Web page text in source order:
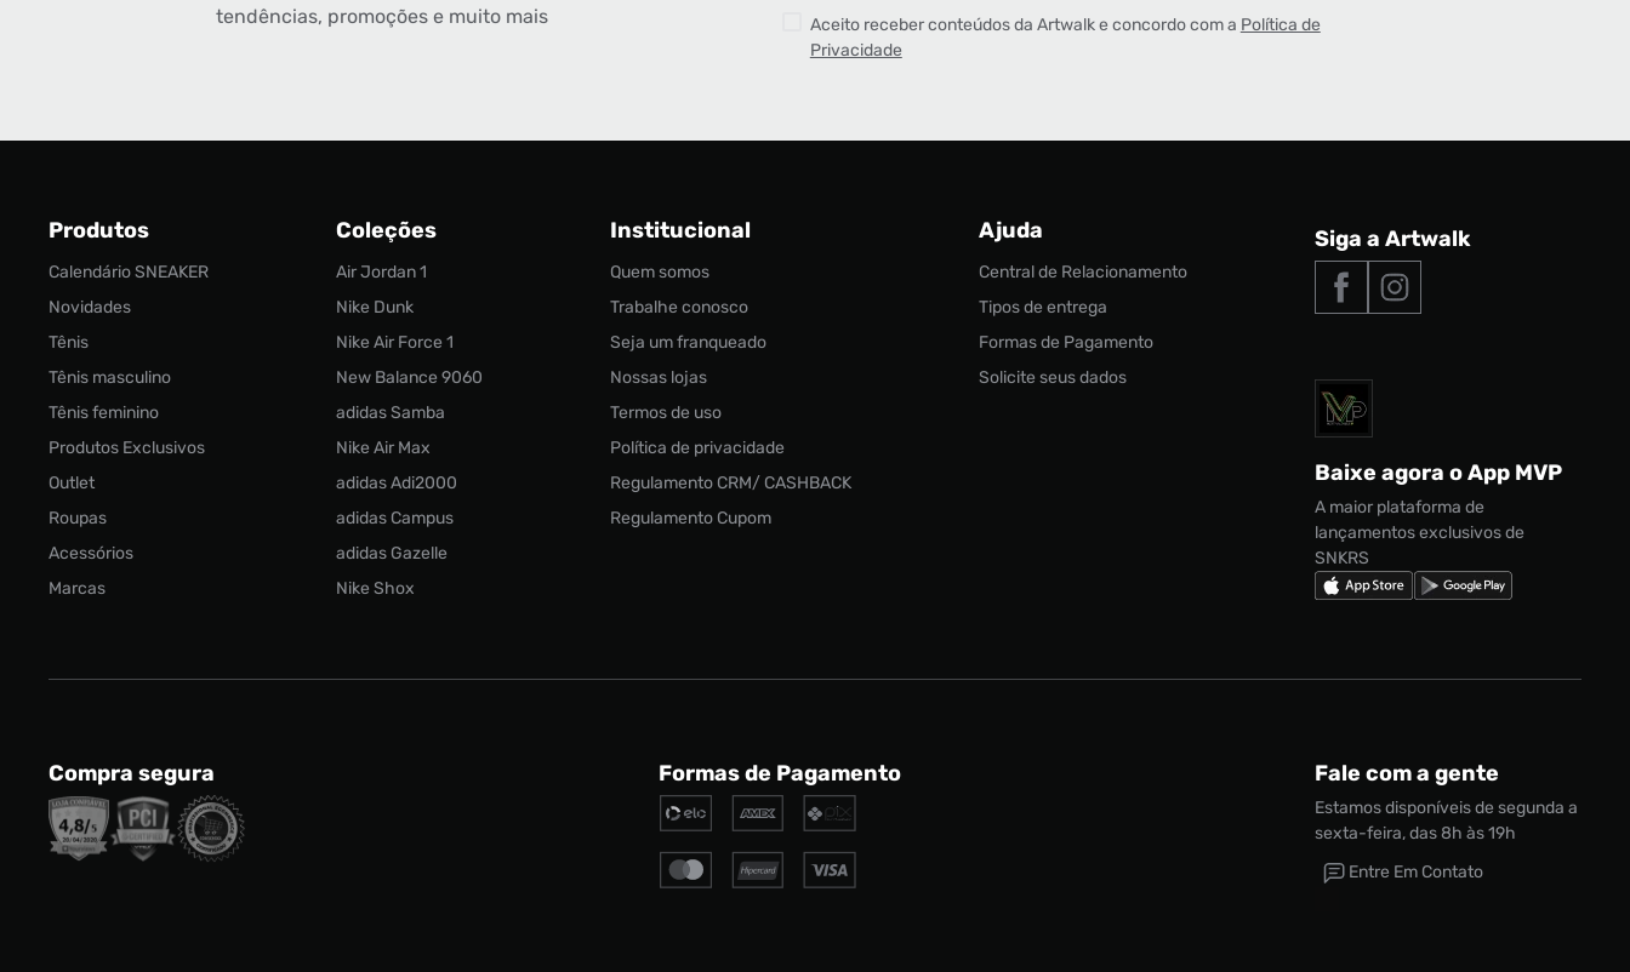
tendências, promoções e muito mais
Aceito receber conteúdos da Artwalk e concordo com a Política de
Privacidade
Produtos
Calendário SNEAKER
Novidades
Tênis
Tênis masculino
Tênis feminino
Produtos Exclusivos
Outlet
Roupas
Acessórios
Marcas
Coleções
Air Jordan 1
Nike Dunk
Nike Air Force 1
New Balance 9060
adidas Samba
Nike Air Max
adidas Adi2000
adidas Campus
adidas Gazelle
Nike Shox
Institucional
Quem somos
Trabalhe conosco
Seja um franqueado
Nossas lojas
Termos de uso
Política de privacidade
Regulamento CRM/ CASHBACK
Regulamento Cupom
Ajuda
Central de Relacionamento
Tipos de entrega
Formas de Pagamento
Solicite seus dados
Siga a Artwalk
Baixe agora o App MVP
A maior plataforma de
lançamentos exclusivos de
SNKRS
Compra segura Formas de Pagamento Fale com a gente
Estamos disponíveis de segunda a
sexta-feira, das 8h às 19h
Entre Em Contato